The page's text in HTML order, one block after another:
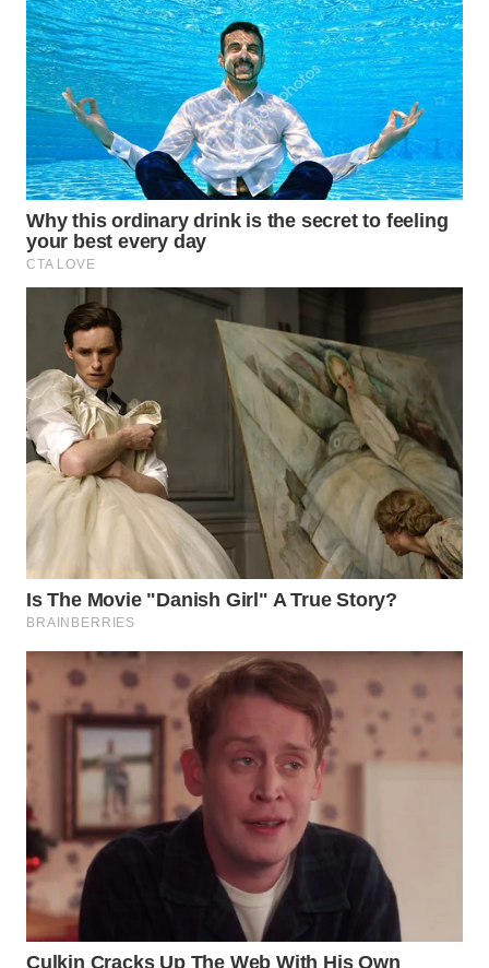
SUMEDANG
WN
CIANJUR
WN
KEPULAUAN
SERIBU
WN
WN
BINJAI
WN
CIREBON
WN
INDRAMAYU
WN
KUNINGAN
WN
MAJALENGKA
SUBANG
WN
SUKABUMI
WN
PURWAKARTA